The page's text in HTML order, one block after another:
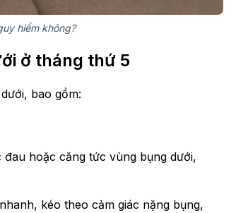
hiểm không?
ở tháng thứ 5
bao gồm:
hoặc căng tức vùng bụng dưới,
kéo theo cảm giác nặng bụng,